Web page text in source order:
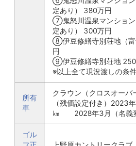
定あり） 380万円
⑦鬼怒川温泉マンショ
定あり） 300万円
⑧伊豆修繕寺別荘地（
円
⑨伊豆修繕寺別荘地
※以上全て現況渡しの条
所有
車
クラウン（クロスオー
（残価設定付き）2023
㎞ 2028年3月（名義変
ゴル